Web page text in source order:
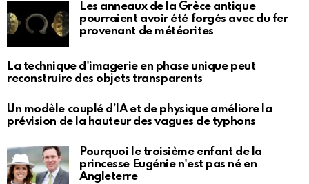
Les anneaux de la Grèce antique
pourraient avoir été forgés avec du fer
provenant de météorites
La technique d'imagerie en phase unique peut
reconstruire des objets transparents
Un modèle couplé d’IA et de physique améliore la
prévision de la hauteur des vagues de typhons
Pourquoi le troisième enfant de la
princesse Eugénie n'est pas né en
Angleterre